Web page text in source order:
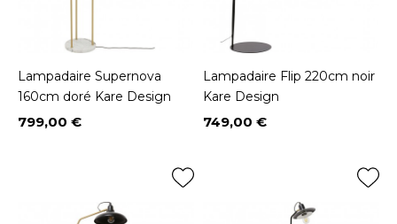
Lampadaire Supernova
160cm doré Kare Design
Prix
799,00 €
Lampadaire Flip 220cm noir
Kare Design
Prix
749,00 €